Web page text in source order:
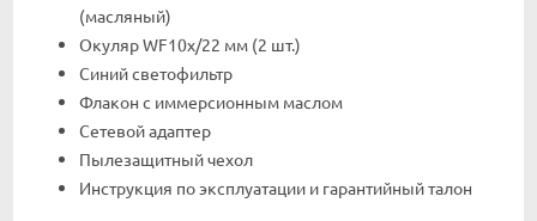
(масляный)
Окуляр WF10х/22 мм (2 шт.)
Синий светофильтр
Флакон с иммерсионным маслом
Сетевой адаптер
Пылезащитный чехол
Инструкция по эксплуатации и гарантийный талон